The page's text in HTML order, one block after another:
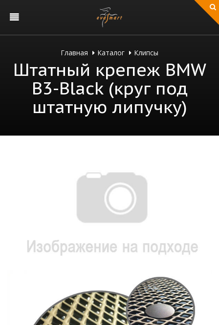
Главная Каталог Клипсы
Штатный крепеж BMW
B3-Black (круг под
штатную липучку)